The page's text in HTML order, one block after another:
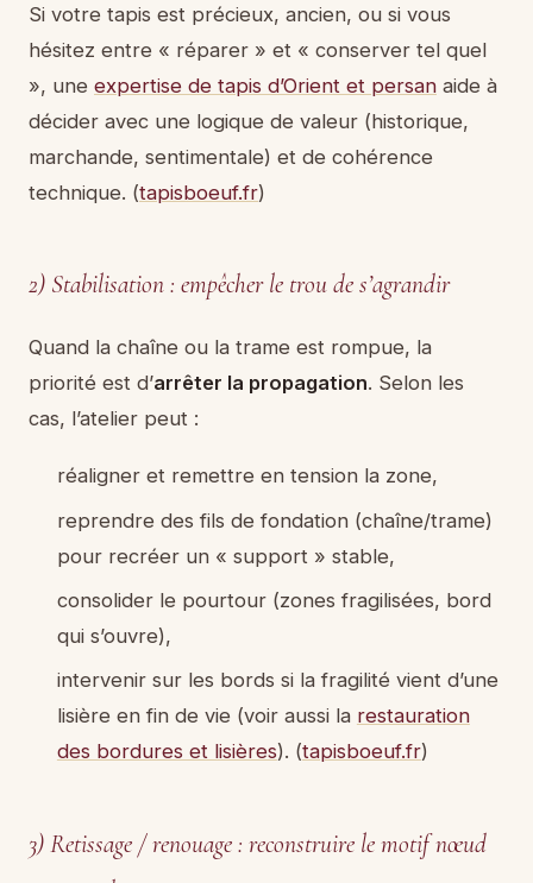
Si votre tapis est précieux, ancien, ou si vous
hésitez entre « réparer » et « conserver tel quel
», une expertise de tapis d’Orient et persan aide à
décider avec une logique de valeur (historique,
marchande, sentimentale) et de cohérence
technique. (tapisboeuf.fr)
2) Stabilisation : empêcher le trou de s’agrandir
Quand la chaîne ou la trame est rompue, la
priorité est d’arrêter la propagation. Selon les
cas, l’atelier peut :
réaligner et remettre en tension la zone,
reprendre des fils de fondation (chaîne/trame)
pour recréer un « support » stable,
consolider le pourtour (zones fragilisées, bord
qui s’ouvre),
intervenir sur les bords si la fragilité vient d’une
lisière en fin de vie (voir aussi la restauration
des bordures et lisières). (tapisboeuf.fr)
3) Retissage / renouage : reconstruire le motif nœud